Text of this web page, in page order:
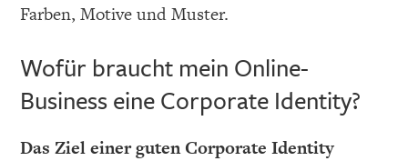
Farben, Motive und Muster.
Wofür braucht mein Online-
Business eine Corporate Identity?
Das Ziel einer guten Corporate Identity